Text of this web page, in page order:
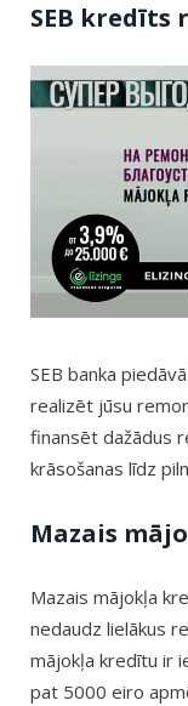
SEB kredīts
SEB banka
realizēt jūsu
finansēt dažādus
krāsošanas līdz
Mazais
Mazais mājokļa
nedaudz lielākus
mājokļa kredītu ir
pat 5000 eiro